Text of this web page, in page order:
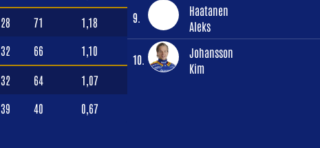
28 71 1,18
32 66 1,10
32 64 1,07
39 40 0,67
9.
Haatanen
Aleks
10.
Johansson
Kim